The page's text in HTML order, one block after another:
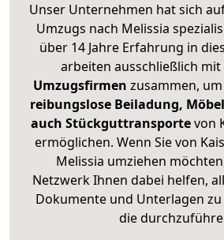
Unser Unternehmen hat sich
Umzugs nach Melissia
über 14 Jahre Erfahrung in
arbeiten ausschließlich mit
Umzugsfirmen zusammen,
reibungslose Beiladung,
auch Stückguttransportevon
ermöglichen. Wenn Sie von
Melissia umziehen
Netzwerk Ihnen dabei helfen,
Dokumente und Unterlagen
die